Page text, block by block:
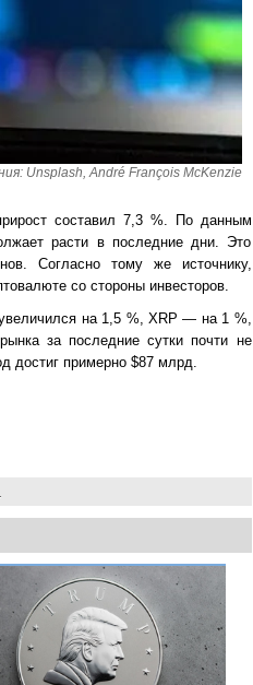
Unsplash, André François McKenzie
составил 7,3 %. По данным
расти в последние дни. Это
Согласно тому же источнику,
со стороны инвесторов.
увеличился на 1,5 %, XRP — на 1 %,
за последние сутки почти не
достиг примерно $87 млрд.